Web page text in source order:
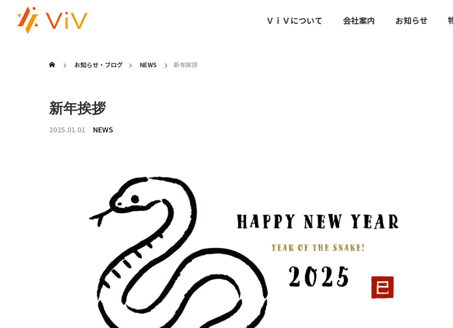
ＶｉＶについて 会社案内 お知らせ
お知らせ・ブログ NEWS 新年挨拶
新年挨拶
2025.01.01 NEWS